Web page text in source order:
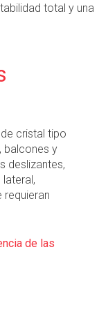
total y una
cristal tipo
balcones y
deslizantes,
requieran
de las